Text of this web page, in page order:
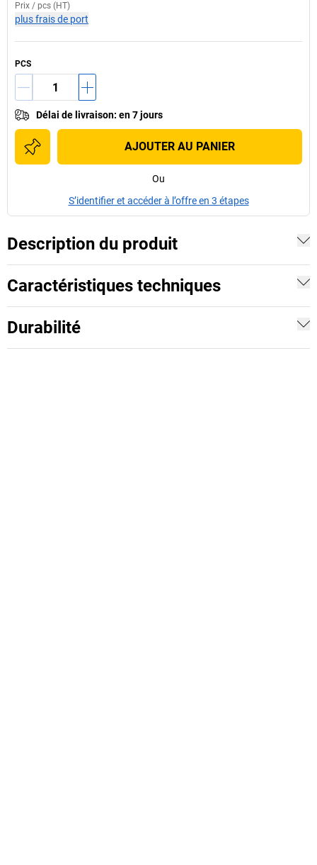
Prix / pcs (HT)
plus frais de port
PCS
Délai de livraison: en 7 jours
AJOUTER AU PANIER
Ou
S’identifier et accéder à l’offre en 3 étapes
Description du produit
Caractéristiques techniques
Durabilité